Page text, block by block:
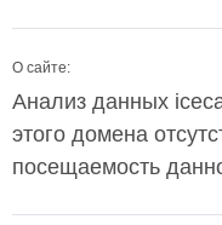
О сайте:
Анализ данных
этого домена
посещаемость